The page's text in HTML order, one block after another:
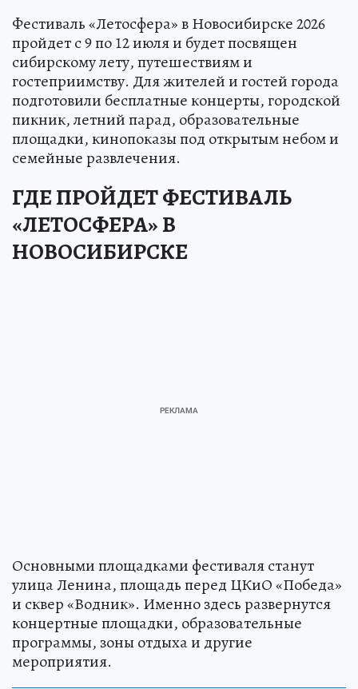
Фестиваль «Летосфера» в Новосибирске 2026
пройдет с 9 по 12 июля и будет посвящен
сибирскому лету, путешествиям и
гостеприимству. Для жителей и гостей города
подготовили бесплатные концерты, городской
пикник, летний парад, образовательные
площадки, кинопоказы под открытым небом и
семейные развлечения.
ГДЕ ПРОЙДЕТ ФЕСТИВАЛЬ
«ЛЕТОСФЕРА» В
НОВОСИБИРСКЕ
Основными площадками фестиваля станут
улица Ленина, площадь перед ЦКиО «Победа»
и сквер «Водник». Именно здесь развернутся
концертные площадки, образовательные
программы, зоны отдыха и другие
мероприятия.